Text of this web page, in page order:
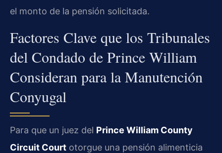
el monto de la pensión solicitada.
Factores Clave que los Tribunales
del Condado de Prince William
Consideran para la Manutención
Conyugal
Para que un juez del Prince William County
Circuit Court otorgue una pensión alimenticia